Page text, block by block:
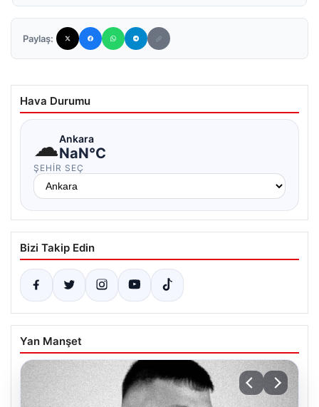
Paylaş:
Hava Durumu
☁Ankara
NaN°C
ŞEHIR SEÇ
Bizi Takip Edin
Yan Manşet